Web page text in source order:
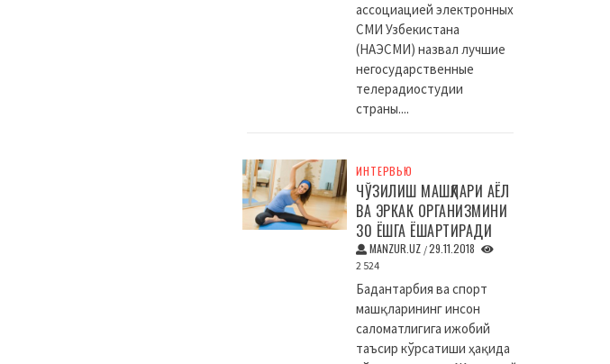
ассоциацией электронных
СМИ Узбекистана
(НАЭСМИ) назвал лучшие
негосударственные
телерадиостудии
страны....
ИНТЕРВЬЮ
ЧЎЗИЛИШ МАШҚЛАРИ АЁЛ
ВА ЭРКАК ОРГАНИЗМИНИ
30 ЁШГА ЁШАРТИРАДИ
MANZUR.UZ /29.11.2018
2 524
Бадантарбия ва спорт
машқларининг инсон
саломатлигига ижобий
таъсир кўрсатиши ҳақида